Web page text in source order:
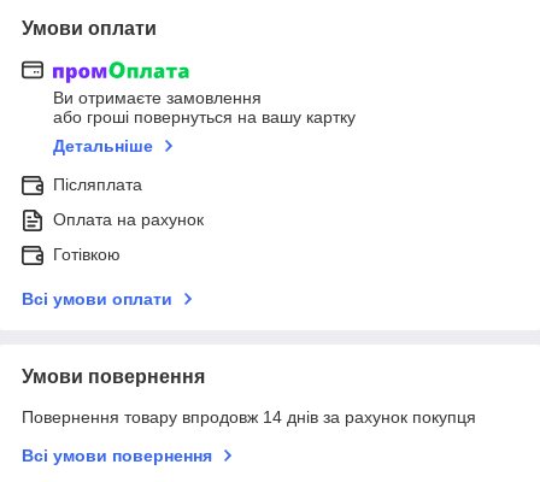
Умови оплати
Ви отримаєте замовлення
або гроші повернуться на вашу картку
Детальніше
Післяплата
Оплата на рахунок
Готівкою
Всі умови оплати
Умови повернення
Повернення товару впродовж 14 днів за рахунок покупця
Всі умови повернення